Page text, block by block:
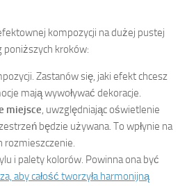
kompozycji na dużej pustej
poniższych kroków:
Zastanów się, jaki efekt chcesz
mają wywoływać dekoracje.
miejsce, uwzględniając oświetlenie
będzie używana. To wpłynie na
rozmieszczenie.
i palety kolorów. Powinna ona być
aby całość tworzyła harmonijną